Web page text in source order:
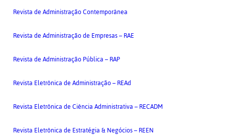
Revista de Administração Contemporânea
Revista de Administração de Empresas – RAE
Revista de Administração Pública – RAP
Revista Eletrônica de Administração – REAd
Revista Eletrônica de Ciência Administrativa – RECADM
Revista Eletrônica de Estratégia & Negócios – REEN